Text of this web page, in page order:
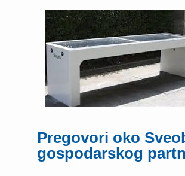
Pregovori oko
gospodarskog